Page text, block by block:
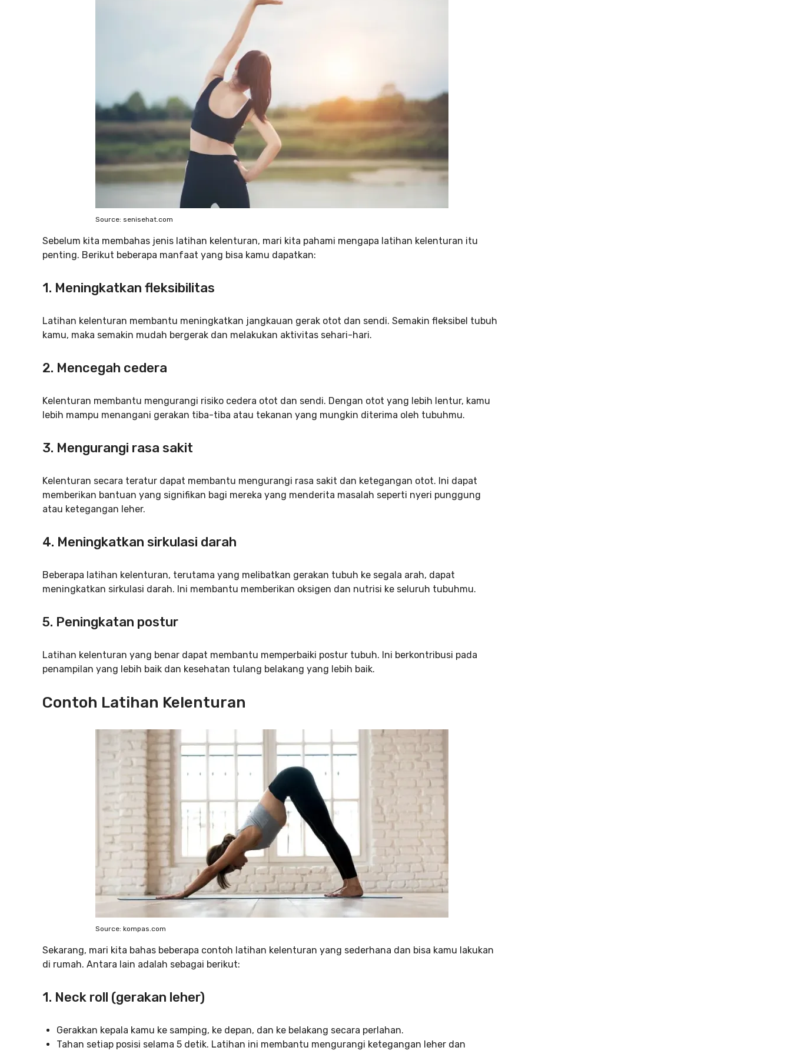
Source: senisehat.com
Sebelum kita membahas jenis latihan kelenturan, mari kita pahami mengapa latihan kelenturan itu
penting. Berikut beberapa manfaat yang bisa kamu dapatkan:
1. Meningkatkan fleksibilitas
Latihan kelenturan membantu meningkatkan jangkauan gerak otot dan sendi. Semakin fleksibel tubuh
kamu, maka semakin mudah bergerak dan melakukan aktivitas sehari-hari.
2. Mencegah cedera
Kelenturan membantu mengurangi risiko cedera otot dan sendi. Dengan otot yang lebih lentur, kamu
lebih mampu menangani gerakan tiba-tiba atau tekanan yang mungkin diterima oleh tubuhmu.
3. Mengurangi rasa sakit
Kelenturan secara teratur dapat membantu mengurangi rasa sakit dan ketegangan otot. Ini dapat
memberikan bantuan yang signifikan bagi mereka yang menderita masalah seperti nyeri punggung
atau ketegangan leher.
4. Meningkatkan sirkulasi darah
Beberapa latihan kelenturan, terutama yang melibatkan gerakan tubuh ke segala arah, dapat
meningkatkan sirkulasi darah. Ini membantu memberikan oksigen dan nutrisi ke seluruh tubuhmu.
5. Peningkatan postur
Latihan kelenturan yang benar dapat membantu memperbaiki postur tubuh. Ini berkontribusi pada
penampilan yang lebih baik dan kesehatan tulang belakang yang lebih baik.
Contoh Latihan Kelenturan
Source: kompas.com
Sekarang, mari kita bahas beberapa contoh latihan kelenturan yang sederhana dan bisa kamu lakukan
di rumah. Antara lain adalah sebagai berikut:
1. Neck roll (gerakan leher)
Gerakkan kepala kamu ke samping, ke depan, dan ke belakang secara perlahan.
Tahan setiap posisi selama 5 detik. Latihan ini membantu mengurangi ketegangan leher dan